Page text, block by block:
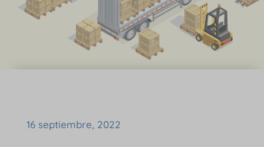
16 septiembre, 2022